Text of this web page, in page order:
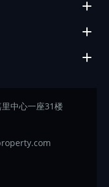
中心一座31楼